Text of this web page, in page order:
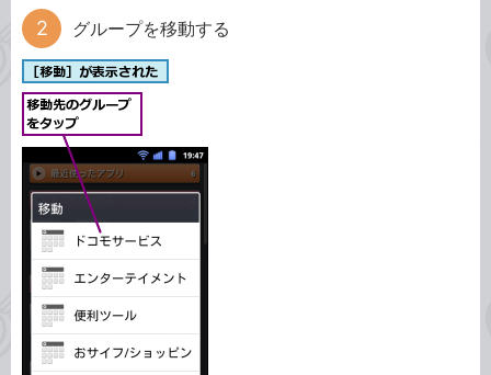
グループを移動する